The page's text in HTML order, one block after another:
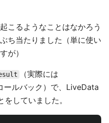
こるようなことはなかろう
ち当たりました（単に使い
が）
（実際には
ールバック）で、LiveData
していました。